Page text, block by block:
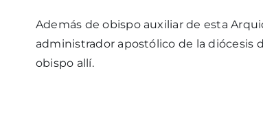
Además de obispo auxiliar de esta
administrador apostólico de la diócesis
obispo allí.